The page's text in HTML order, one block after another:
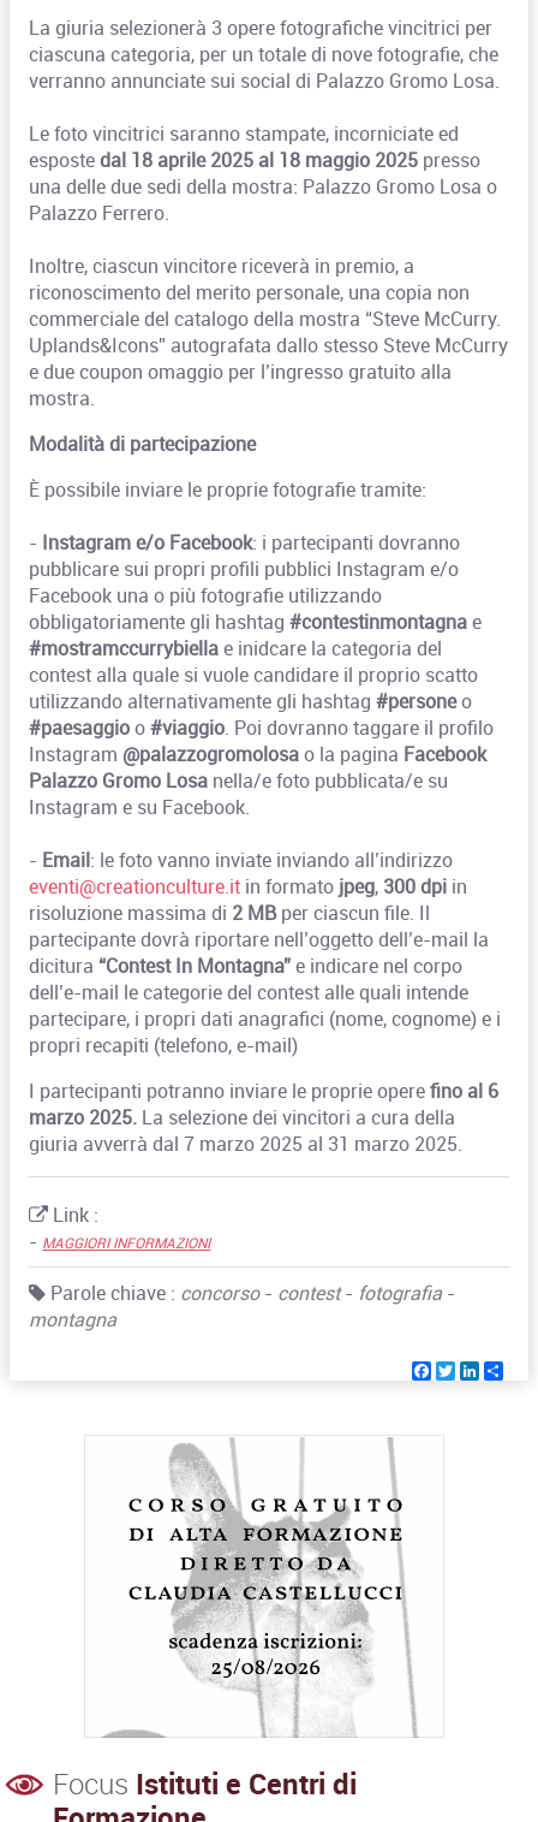
La giuria selezionerà 3 opere fotografiche vincitrici per
ciascuna categoria, per un totale di nove fotografie, che
verranno annunciate sui social di Palazzo Gromo Losa.
Le foto vincitrici saranno stampate, incorniciate ed
espostedal 18 aprile 2025 al 18 maggio 2025 presso
una delle due sedi della mostra: Palazzo Gromo Losa o
Palazzo Ferrero.
Inoltre, ciascun vincitore riceverà in premio, a
riconoscimento del merito personale, una copia non
commerciale del catalogo della mostra “Steve McCurry.
Uplands&Icons” autografata dallo stesso Steve McCurry
e due coupon omaggio per l’ingresso gratuito alla
mostra.
Modalità di partecipazione
È possibile inviare le proprie fotografie tramite:
- Instagram e/o Facebook: i partecipanti dovranno
pubblicare sui propri profili pubblici Instagram e/o
Facebook una o più fotografie utilizzando
obbligatoriamente gli hashtag#contestinmontagnae
#mostramccurrybiellae inidcare la categoria del
contest alla quale si vuole candidare il proprio scatto
utilizzando alternativamente gli hashtag#personeo
#paesaggioo#viaggio. Poi dovranno taggare il profilo
Instagram @palazzogromolosao la pagina Facebook
Palazzo Gromo Losa nella/e foto pubblicata/e su
Instagram e su Facebook.
- Email: le foto vanno inviate inviando all’indirizzo
eventi@creationculture.it in formato jpeg, 300 dpi in
risoluzione massima di 2 MBper ciascun file. Il
partecipante dovrà riportare nell’oggetto dell’e-mail la
dicitura “Contest In Montagna”e indicare nel corpo
dell’e-mail le categorie del contest alle quali intende
partecipare, i propri dati anagrafici (nome, cognome) e i
propri recapiti (telefono, e-mail)
I partecipanti potranno inviare le proprie operefino al 6
marzo 2025. La selezione dei vincitori a cura della
giuria avverrà dal 7 marzo 2025 al 31 marzo 2025.
Link :
- MAGGIORI INFORMAZIONI
Parole chiave : concorso- contest- fotografia-
montagna
Facebook
Twitter
Focus Istituti e Centri di